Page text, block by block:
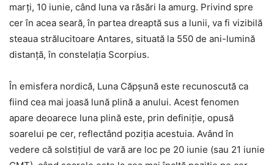
marți, 10 iunie, când luna va răsări la amurg. Privind spre
cer în acea seară, în partea dreaptă sus a lunii, va fi vizibilă
steaua strălucitoare Antares, situată la 550 de ani-lumină
distanță, în constelația Scorpius.
În emisfera nordică, Luna Căpșună este recunoscută ca
fiind cea mai joasă lună plină a anului. Acest fenomen
apare deoarece luna plină este, prin definiție, opusă
soarelui pe cer, reflectând poziția acestuia. Având în
vedere că solstițiul de vară are loc pe 20 iunie (sau 21 iunie